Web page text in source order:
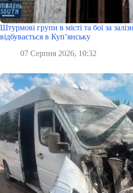
Штурмові групи в місті та бої за
відбувається в Куп’янську
07 Серпня 2026, 10:32